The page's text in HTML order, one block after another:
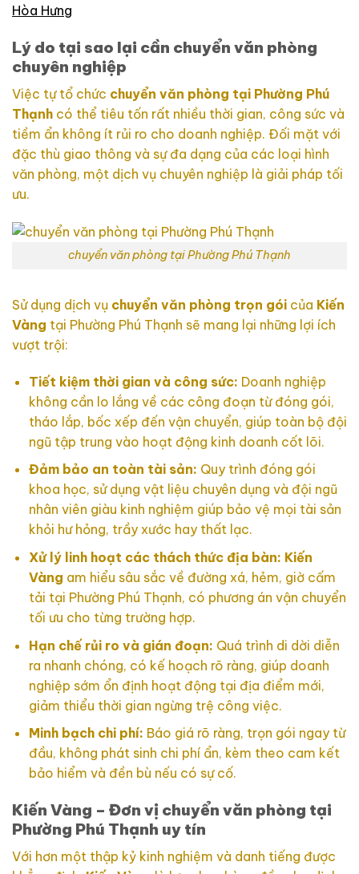
Hòa Hưng
Lý do tại sao lại cần chuyển văn phòng
chuyên nghiệp
Việc tự tổ chức chuyển văn phòng tại Phường Phú
Thạnh có thể tiêu tốn rất nhiều thời gian, công sức và
tiềm ẩn không ít rủi ro cho doanh nghiệp. Đối mặt với
đặc thù giao thông và sự đa dạng của các loại hình
văn phòng, một dịch vụ chuyên nghiệp là giải pháp tối
ưu.
chuyển văn phòng tại Phường Phú Thạnh
Sử dụng dịch vụ chuyển văn phòng trọn gói của Kiến
Vàng tại Phường Phú Thạnh sẽ mang lại những lợi ích
vượt trội:
Tiết kiệm thời gian và công sức: Doanh nghiệp
không cần lo lắng về các công đoạn từ đóng gói,
tháo lắp, bốc xếp đến vận chuyển, giúp toàn bộ đội
ngũ tập trung vào hoạt động kinh doanh cốt lõi.
Đảm bảo an toàn tài sản: Quy trình đóng gói
khoa học, sử dụng vật liệu chuyên dụng và đội ngũ
nhân viên giàu kinh nghiệm giúp bảo vệ mọi tài sản
khỏi hư hỏng, trầy xước hay thất lạc.
Xử lý linh hoạt các thách thức địa bàn: Kiến
Vàng am hiểu sâu sắc về đường xá, hẻm, giờ cấm
tải tại Phường Phú Thạnh, có phương án vận chuyển
tối ưu cho từng trường hợp.
Hạn chế rủi ro và gián đoạn: Quá trình di dời diễn
ra nhanh chóng, có kế hoạch rõ ràng, giúp doanh
nghiệp sớm ổn định hoạt động tại địa điểm mới,
giảm thiểu thời gian ngừng trệ công việc.
Minh bạch chi phí: Báo giá rõ ràng, trọn gói ngay từ
đầu, không phát sinh chi phí ẩn, kèm theo cam kết
bảo hiểm và đền bù nếu có sự cố.
Kiến Vàng – Đơn vị chuyển văn phòng tại
Phường Phú Thạnh uy tín
Với hơn một thập kỷ kinh nghiệm và danh tiếng được